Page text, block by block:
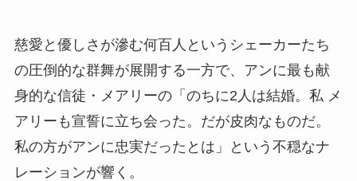
慈愛と優しさが滲む何百人というシェーカーたち
の圧倒的な群舞が展開する一方で、アンに最も献
身的な信徒・メアリーの「のちに2人は結婚。私 メ
アリーも宣誓に立ち会った。だが皮肉なものだ。
私の方がアンに忠実だったとは」という不穏なナ
レーションが響く。